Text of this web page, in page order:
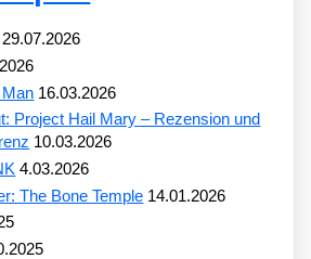
29.07.2026
16.03.2026
Project Hail Mary – Rezension und
10.03.2026
4.03.2026
The Bone Temple 14.01.2026